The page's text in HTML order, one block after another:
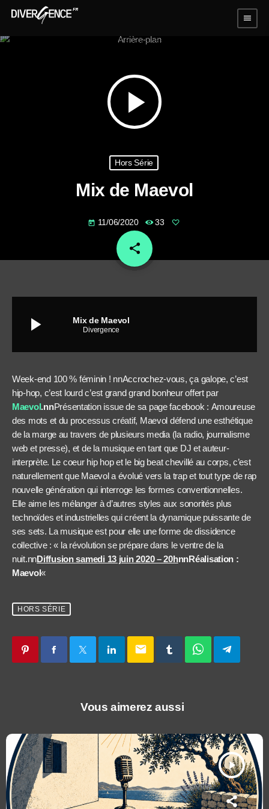
menu
play_arrow
Hors Série
Mix de Maevol
today 11/06/2020 33
share
email
play_arrow Mix de Maevol
Divergence
Week-end 100 % féminin ! nnAccrochez-vous, ça galope, c’est
hip-hop, c’est lourd c’est grand grand bonheur offert par
Maevol.nnPrésentation issue de sa page facebook : Amoureuse
des mots et du processus créatif, Maevol défend une esthétique
de la marge au travers de plusieurs media (la radio, journalisme
web et presse), et de la musique en tant que DJ et auteur-
interprète. Le coeur hip hop et le big beat chevillé au corps, c’est
naturellement que Maevol a évolué vers la trap et tout type de rap
nouvelle génération qui interroge les formes conventionnelles.
Elle aime les mélanger à d’autres styles aux sonorités plus
technoïdes et industrielles qui créent la dynamique puissante de
ses sets. La musique est pour elle une forme de dissidence
collective : « la révolution se prépare dans le ventre de la
nuit.nnDiffusion samedi 13 juin 2020 – 20hnnRéalisation :
Maevol«
HORS SÉRIE
email
Vous aimerez aussi
play_arrow